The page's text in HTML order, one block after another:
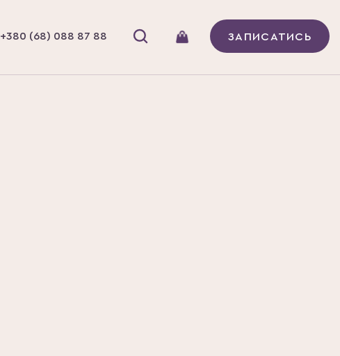
+380 (68) 088 87 88 ЗАПИСАТИСЬ